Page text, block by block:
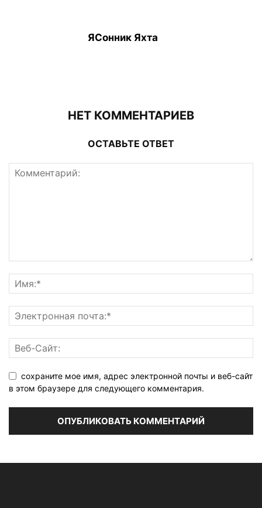
ЯСонник Яхта
НЕТ КОММЕНТАРИЕВ
ОСТАВЬТЕ ОТВЕТ
сохраните мое имя, адрес электронной почты и веб-сайт
в этом браузере для следующего комментария.